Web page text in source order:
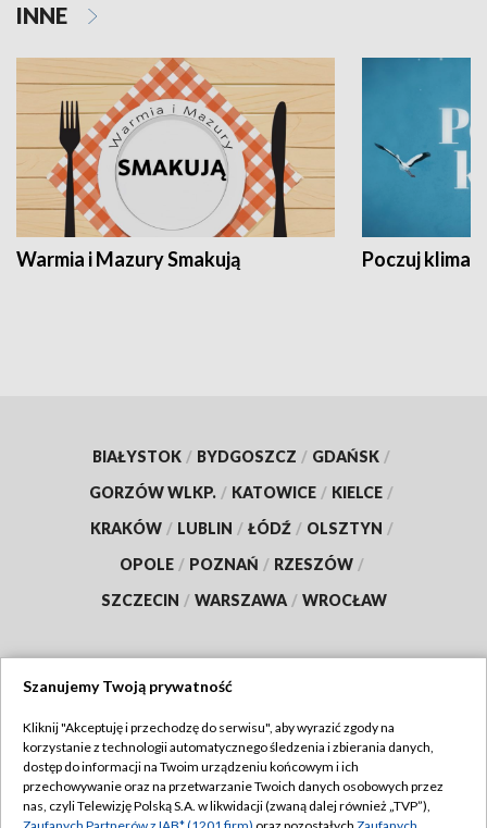
INNE
Warmia i Mazury Smakują Poczuj klimat
BIAŁYSTOK / BYDGOSZCZ / GDAŃSK /
GORZÓW WLKP. / KATOWICE / KIELCE /
KRAKÓW / LUBLIN / ŁÓDŹ / OLSZTYN /
OPOLE / POZNAŃ / RZESZÓW /
SZCZECIN / WARSZAWA / WROCŁAW
TVP
Abonament TVP
Emisja w TVP
Regulamin TVP
Szanujemy Twoją prywatność
Kliknij "Akceptuję i przechodzę do serwisu", aby wyrazić zgody na
korzystanie z technologii automatycznego śledzenia i zbierania danych,
dostęp do informacji na Twoim urządzeniu końcowym i ich
przechowywanie oraz na przetwarzanie Twoich danych osobowych przez
nas, czyli Telewizję Polską S.A. w likwidacji (zwaną dalej również „TVP”),